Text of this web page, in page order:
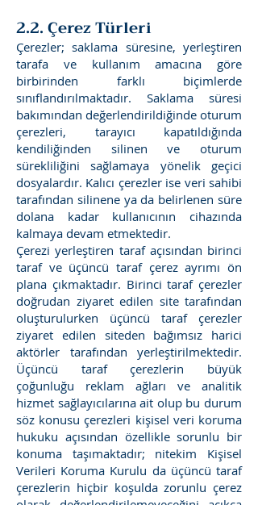
2.2. Çerez Türleri
Çerezler; saklama süresine, yerleştiren
tarafa ve kullanım amacına göre
birbirinden farklı biçimlerde
sınıflandırılmaktadır. Saklama süresi
bakımından değerlendirildiğinde oturum
çerezleri, tarayıcı kapatıldığında
kendiliğinden silinen ve oturum
sürekliliğini sağlamaya yönelik geçici
dosyalardır. Kalıcı çerezler ise veri sahibi
tarafından silinene ya da belirlenen süre
dolana kadar kullanıcının cihazında
kalmaya devam etmektedir.
Çerezi yerleştiren taraf açısından birinci
taraf ve üçüncü taraf çerez ayrımı ön
plana çıkmaktadır. Birinci taraf çerezler
doğrudan ziyaret edilen site tarafından
oluşturulurken üçüncü taraf çerezler
ziyaret edilen siteden bağımsız harici
aktörler tarafından yerleştirilmektedir.
Üçüncü taraf çerezlerin büyük
çoğunluğu reklam ağları ve analitik
hizmet sağlayıcılarına ait olup bu durum
söz konusu çerezleri kişisel veri koruma
hukuku açısından özellikle sorunlu bir
konuma taşımaktadır; nitekim Kişisel
Verileri Koruma Kurulu da üçüncü taraf
çerezlerin hiçbir koşulda zorunlu çerez